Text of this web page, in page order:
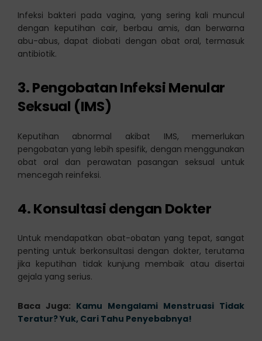
Infeksi bakteri pada vagina, yang sering kali muncul
dengan keputihan cair, berbau amis, dan berwarna
abu-abus, dapat diobati dengan obat oral, termasuk
antibiotik.
3. Pengobatan Infeksi Menular
Seksual (IMS)
Keputihan abnormal akibat IMS, memerlukan
pengobatan yang lebih spesifik, dengan menggunakan
obat oral dan perawatan pasangan seksual untuk
mencegah reinfeksi.
4. Konsultasi dengan Dokter
Untuk mendapatkan obat-obatan yang tepat, sangat
penting untuk berkonsultasi dengan dokter, terutama
jika keputihan tidak kunjung membaik atau disertai
gejala yang serius.
Baca Juga: Kamu Mengalami Menstruasi Tidak
Teratur? Yuk, Cari Tahu Penyebabnya!